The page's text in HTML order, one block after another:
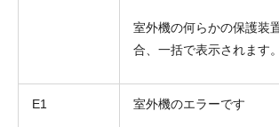
室外機の何らかの保護装
合、一括で表示されます。
E1 室外機のエラーです